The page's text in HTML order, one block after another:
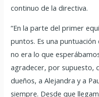
continuo de la directiva.
“En la parte del primer
puntos. Es una
no era lo que
agradecer, por supuesto,
dueños, a Alejandra y a
siempre. Desde que